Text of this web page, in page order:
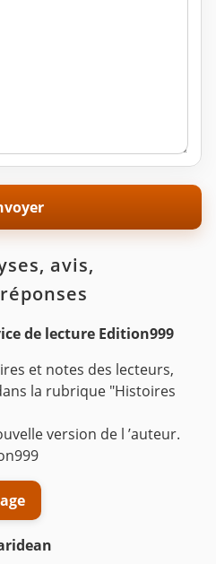
avis,
de lecture Edition999
et notes des lecteurs,
la rubrique "Histoires
version de l ’auteur.